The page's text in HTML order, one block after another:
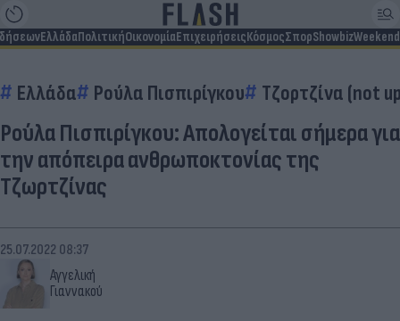
ΕλλάδαΠολιτικήΟικονομίαΕπιχειρήσειςΚόσμοςΣπορShowbizWeekend
Ελλάδα Ρούλα Πισπιρίγκου Τζορτζίνα (not
Ρούλα Πισπιρίγκου: Απολογείται σήμερα για
την απόπειρα ανθρωποκτονίας της
Τζωρτζίνας
Αγγελική
Γιαννακού
25.07.2022 08:37